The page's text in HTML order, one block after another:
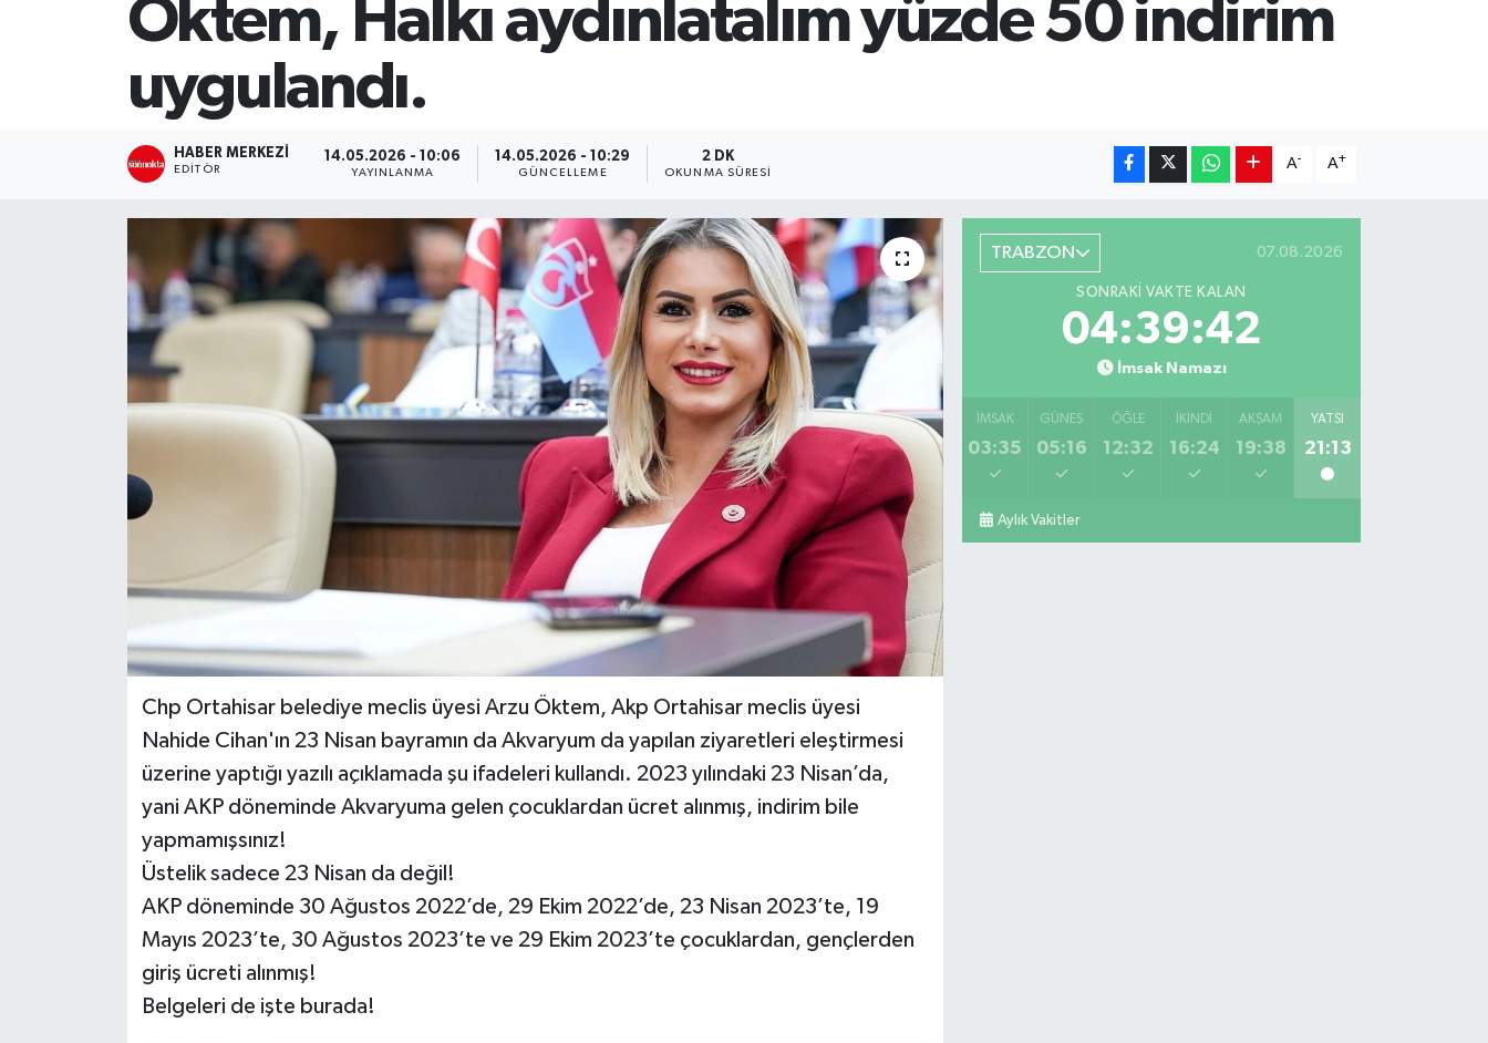
Öktem, Halkı aydınlatalım yüzde 50 indirim
uygulandı.
HABER MERKEZI
EDITÖR
14.05.2026 - 10:06
YAYINLANMA
14.05.2026 - 10:29
GÜNCELLEME
2 DK
OKUNMA SÜRESI
A- A+
Chp Ortahisar belediye meclis üyesi Arzu Öktem, Akp Ortahisar meclis üyesi
Nahide Cihan'ın 23 Nisan bayramın da Akvaryum da yapılan ziyaretleri eleştirmesi
üzerine yaptığı yazılı açıklamada şu ifadeleri kullandı. 2023 yılındaki 23 Nisan’da,
yani AKP döneminde Akvaryuma gelen çocuklardan ücret alınmış, indirim bile
yapmamışsınız!
Üstelik sadece 23 Nisan da değil!
AKP döneminde 30 Ağustos 2022’de, 29 Ekim 2022’de, 23 Nisan 2023’te, 19
Mayıs 2023’te, 30 Ağustos 2023’te ve 29 Ekim 2023’te çocuklardan, gençlerden
giriş ücreti alınmış!
Belgeleri de işte burada!
TRABZON 07.08.2026
SONRAKI VAKTE KALAN
04:39:41
İmsak Namazı
İMSAK
03:35
GÜNEŞ
05:16
ÖĞLE
12:32
İKINDI
16:24
AKŞAM
19:38
YATSI
21:13
Aylık Vakitler
SİYASET
Teknoloji
TRABZON